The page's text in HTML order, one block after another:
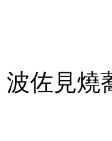
波佐見燒